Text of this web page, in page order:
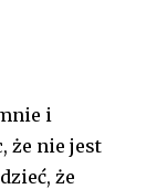
i
że nie jest
że